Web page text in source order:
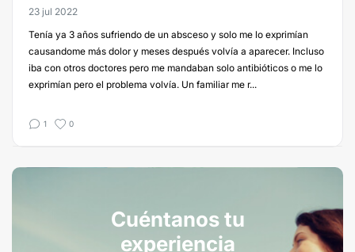
23 jul 2022
Tenía ya 3 años sufriendo de un absceso y solo me lo exprimían
causandome más dolor y meses después volvía a aparecer. Incluso
iba con otros doctores pero me mandaban solo antibióticos o me lo
exprimían pero el problema volvía. Un familiar me r...
1 0
Cuéntanos tu
experiencia